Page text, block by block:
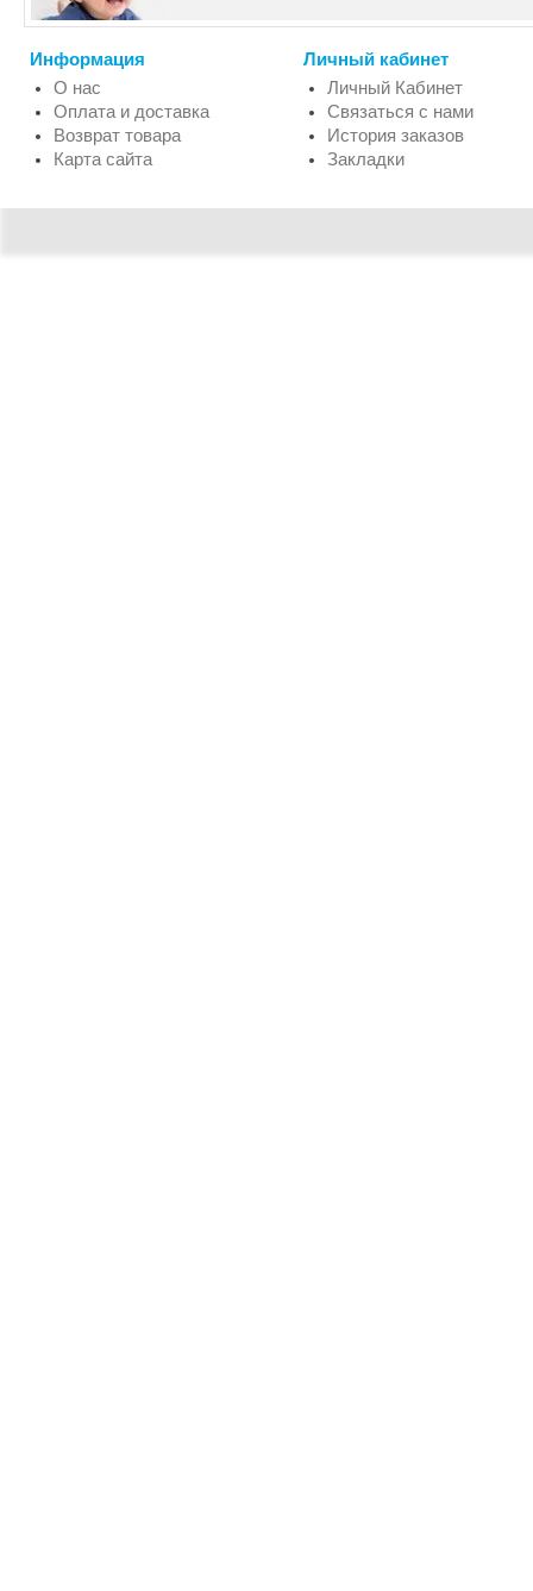
Информация
О нас
Оплата и доставка
Возврат товара
Карта сайта
Личный кабинет
Личный Кабинет
Связаться с нами
История заказов
Закладки